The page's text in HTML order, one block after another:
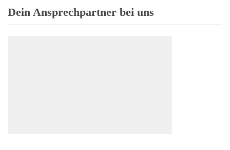
Dein Ansprechpartner bei uns